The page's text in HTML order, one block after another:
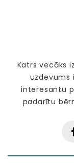
Katrs vecāks
uzdevums
interesantu
padarītu